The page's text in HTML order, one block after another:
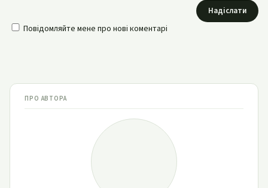
Надіслати
Повідомляйте мене про нові коментарі
ПРО АВТОРА